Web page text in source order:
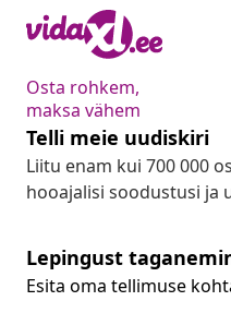
Osta rohkem,
maksa vähem
Telli meie uudiskiri
Liitu enam kui 700 000
hooajalisi soodustusi ja
Lepingust
Esita oma tellimuse